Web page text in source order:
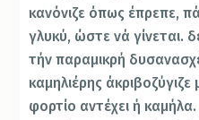
κανόνιζε όπως έπρεπε,
γλυκύ, ώστε νά γίνε­ται.
τήν παραμικρή
καμηλιέρης
φορτίο αντέχει ή καμήλα.